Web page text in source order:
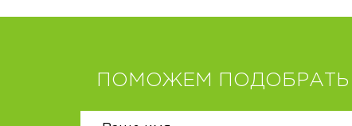
ПОМОЖЕМ ПОДОБРАТЬ